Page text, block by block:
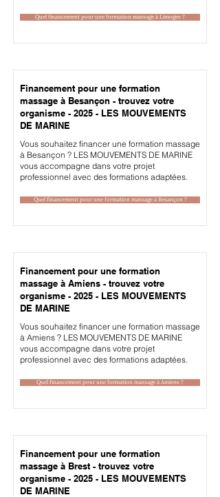
Quel financement pour une formation massage à Limoges ?
Financement pour une formation
massage à Besançon - trouvez votre
organisme - 2025 - LES MOUVEMENTS
DE MARINE
Vous souhaitez financer une formation massage
à Besançon ? LES MOUVEMENTS DE MARINE
vous accompagne dans votre projet
professionnel avec des formations adaptées.
Quel financement pour une formation massage à Besançon ?
Financement pour une formation
massage à Amiens - trouvez votre
organisme - 2025 - LES MOUVEMENTS
DE MARINE
Vous souhaitez financer une formation massage
à Amiens ? LES MOUVEMENTS DE MARINE
vous accompagne dans votre projet
professionnel avec des formations adaptées.
Quel financement pour une formation massage à Amiens ?
Financement pour une formation
massage à Brest - trouvez votre
organisme - 2025 - LES MOUVEMENTS
DE MARINE